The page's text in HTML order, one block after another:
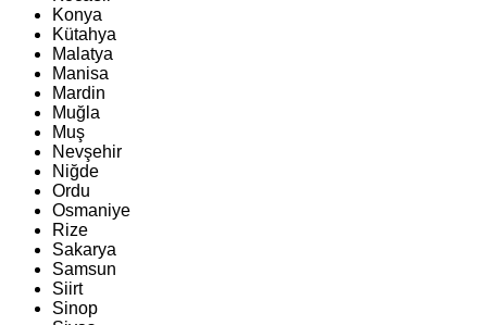
Konya
Kütahya
Malatya
Manisa
Mardin
Muğla
Muş
Nevşehir
Niğde
Ordu
Osmaniye
Rize
Sakarya
Samsun
Siirt
Sinop